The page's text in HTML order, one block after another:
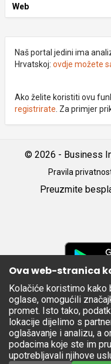
Web
Naš portal jedini ima
Hrvatskoj: ovdje možete
Ako želite koristiti ovu
registrirate . Za primjer
© 2026 - Business
Pravila
Preuzmite
Apple
Store
Ova web-stranica
Kolačiće koristimo
oglase, omogućili
promet. Isto tako,
lokacije dijelimo s
oglašavanje i analizu, a
podacima koje ste im
upotrebljavali njihove